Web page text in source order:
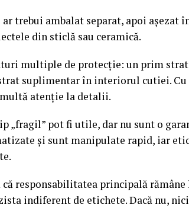
ar trebui ambalat separat, apoi așezat
din sticlă sau ceramică.
multiple de protecție: un prim strat
suplimentar în interiorul cutiei.
atenție la detalii.
„fragil” pot fi utile, dar nu sunt o
și sunt manipulate rapid, iar
că responsabilitatea principală
indiferent de etichete. Dacă nu,